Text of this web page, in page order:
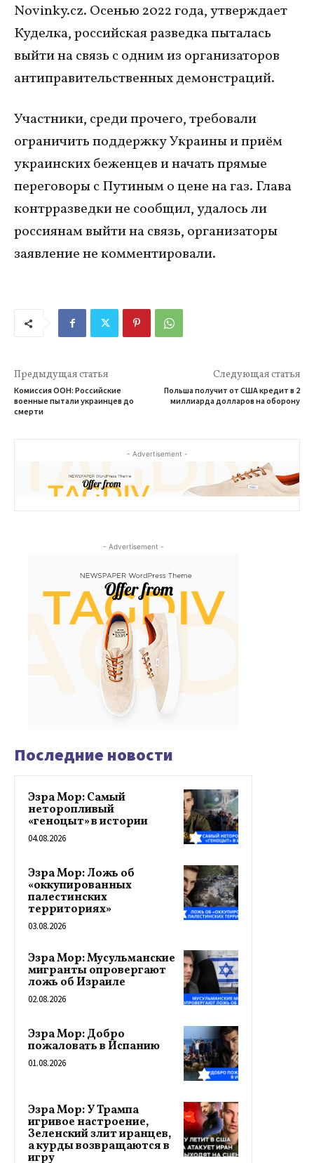
Novinky.cz. Осенью 2022 года, утверждает
Куделка, российская разведка пыталась
выйти на связь с одним из организаторов
антиправительственных демонстраций.
Участники, среди прочего, требовали
ограничить поддержку Украины и приём
украинских беженцев и начать прямые
переговоры с Путиным о цене на газ. Глава
контрразведки не сообщил, удалось ли
россиянам выйти на связь, организаторы
заявление не комментировали.
Предыдущая статья
Комиссия ООН: Российские
военные пытали украинцев до
смерти
Следующая статья
Польша получит от США кредит в 2
миллиарда долларов на оборону
- Advertisement -
- Advertisement -
Последние новости
Эзра Мор: Самый
неторопливый
«геноцыт» в истории
04.08.2026
Эзра Мор: Ложь об
«оккупированных
палестинских
территориях»
03.08.2026
Эзра Мор: Мусульманские
мигранты опровергают
ложь об Израиле
02.08.2026
Эзра Мор: Добро
пожаловать в Испанию
01.08.2026
Эзра Мор: У Трампа
игривое настроение,
Зеленский злит иранцев,
а курды возвращаются в
игру